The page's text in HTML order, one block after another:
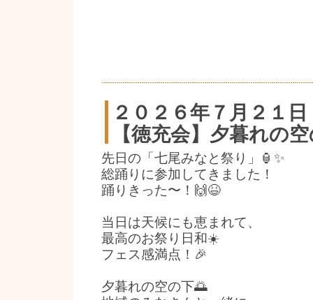
２０２６年７月２１日
【徳充会】夕暮れの
先日の「七尾みなと祭り」🏮✨
総踊りに参加してきました！
踊りきった〜！🙌😆
当日は天候にも恵まれて、
最高のお祭り日和☀️
フェス感満点！🎉
夕暮れの空の下🌅